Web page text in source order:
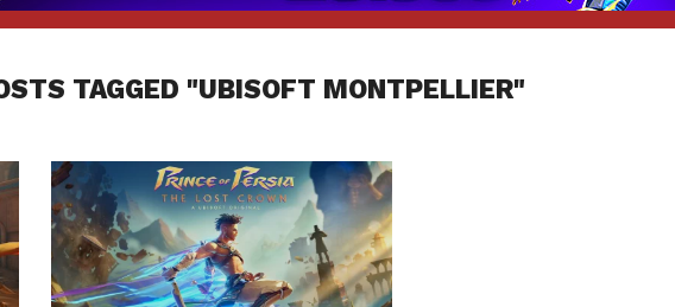
TAGGED "UBISOFT MONTPELLIER"